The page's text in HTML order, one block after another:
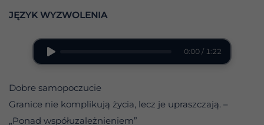
JĘZYK WYZWOLENIA
0:00 / 1:22
Dobre samopoczucie
Granice nie komplikują życia, lecz je upraszczają. –
„Ponad współuzależnieniem”